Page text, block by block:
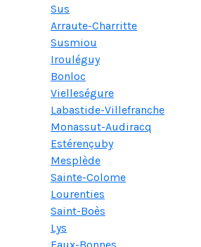
Sus
Arraute-Charritte
Susmiou
Irouléguy
Bonloc
Vielleségure
Labastide-Villefranche
Monassut-Audiracq
Estérençuby
Mesplède
Sainte-Colome
Lourenties
Saint-Boès
Lys